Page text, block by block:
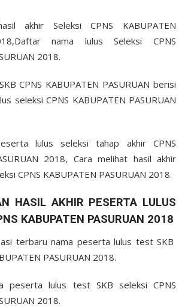
akhir Seleksi CPNS KABUPATEN
nama lulus Seleksi CPNS
2018.
CPNS KABUPATEN PASURUAN berisi
seleksi CPNS KABUPATEN PASURUAN
lulus seleksi tahap akhir CPNS
2018, Cara melihat hasil akhir
CPNS KABUPATEN PASURUAN 2018.
HASIL AKHIR PESERTA LULUS
KABUPATEN PASURUAN 2018
terbaru nama peserta lulus test SKB
PASURUAN 2018.
peserta lulus test SKB seleksi CPNS
2018.